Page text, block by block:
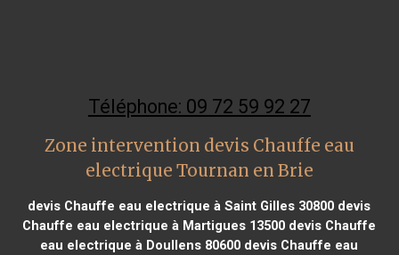
Téléphone: 09 72 59 92 27
Zone intervention devis Chauffe eau
electrique Tournan en Brie
devis Chauffe eau electrique à Saint Gilles 30800 devis
Chauffe eau electrique à Martigues 13500 devis Chauffe
eau electrique à Doullens 80600 devis Chauffe eau